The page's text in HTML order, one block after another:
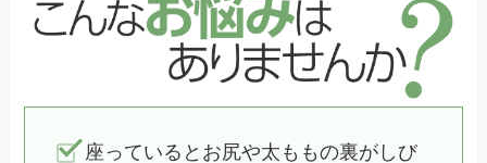
座っているとお尻や太ももの裏がしび